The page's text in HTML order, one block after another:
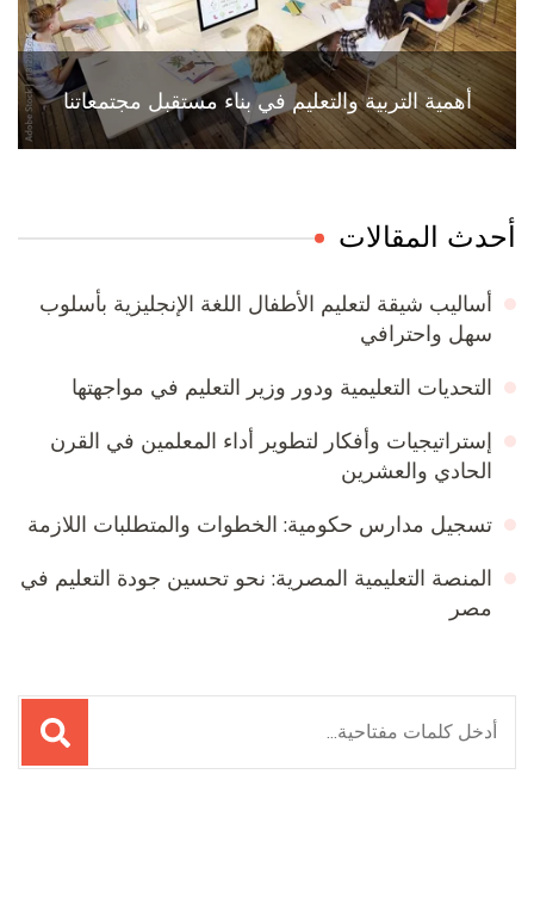
أهمية التربية والتعليم في بناء مستقبل مجتمعاتنا
أحدث المقالات
أساليب شيقة لتعليم الأطفال اللغة الإنجليزية بأسلوب
سهل واحترافي
التحديات التعليمية ودور وزير التعليم في مواجهتها
إستراتيجيات وأفكار لتطوير أداء المعلمين في القرن
الحادي والعشرين
تسجيل مدارس حكومية: الخطوات والمتطلبات اللازمة
المنصة التعليمية المصرية: نحو تحسين جودة التعليم في
مصر
البحث
عن: